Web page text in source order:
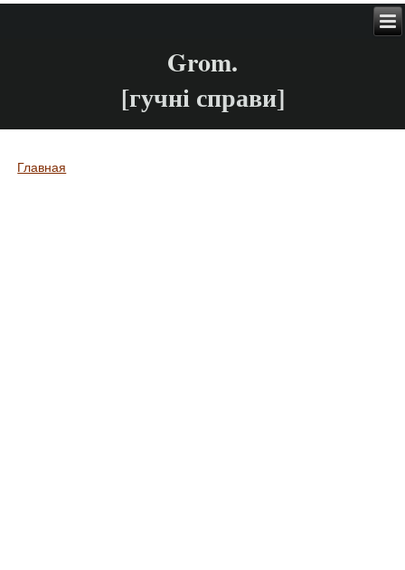
Grom.
[гучні справи]
Вы здесь
Главная